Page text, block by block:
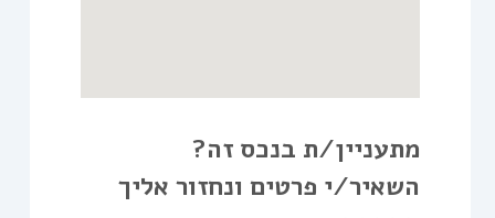
מתעניין/ת בנכס זה?
השאיר/י פרטים ונחזור אליך